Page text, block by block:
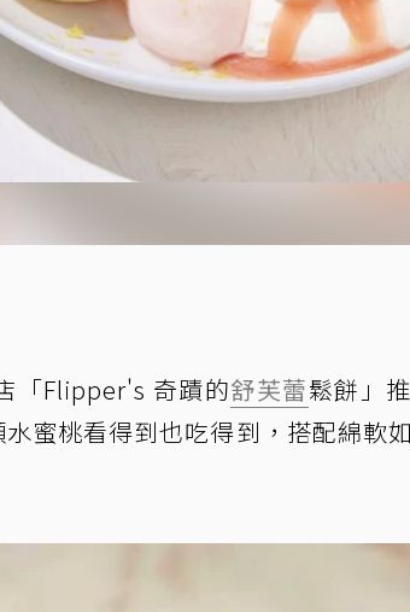
「Flipper's 奇蹟的舒芙蕾鬆餅」
蜜桃看得到也吃得到，搭配綿軟